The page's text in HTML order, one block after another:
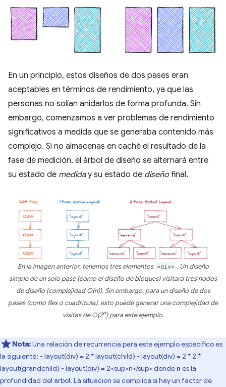
En un principio, estos diseños de dos pases eran
aceptables en términos de rendimiento, ya que las
personas no solían anidarlos de forma profunda. Sin
embargo, comenzamos a ver problemas de rendimiento
significativos a medida que se generaba contenido más
complejo. Si no almacenas en caché el resultado de la
fase de medición, el árbol de diseño se alternará entre
su estado de mediday su estado de diseño final.
En la imagen anterior, tenemos tres elementos <div> . Un diseño
simple de un solo pase (como el diseño de bloques) visitará tres nodos
de diseño (complejidad O(n)). Sin embargo, para un diseño de dos
pases (como flex o cuadrícula), esto puede generar una complejidad de
visitas de O(2n) para este ejemplo.
Nota:Una relación de recurrencia para este ejemplo específico es
la siguiente: - layout(div) = 2 * layout(child) - layout(div) = 2 * 2 *
layout(grandchild) - layout(div) = 2<sup>n</sup> donde n es la
profundidad del árbol. La situación se complica si hay un factor de